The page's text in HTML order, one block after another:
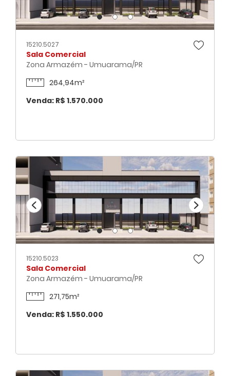
15210.5027
Sala Comercial
Zona Armazém - Umuarama/PR
264,94m²
Venda: R$ 1.570.000
15210.5023
Sala Comercial
Zona Armazém - Umuarama/PR
271,75m²
Venda: R$ 1.550.000